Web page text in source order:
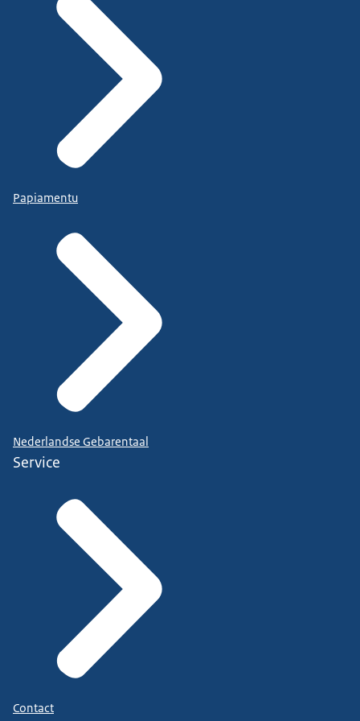
Papiamentu
Nederlandse Gebarentaal
Service
Contact